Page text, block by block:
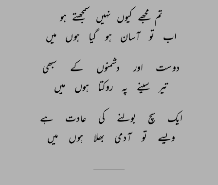
تم مجھے کیوں نہیں سمجھتے ہو
اب
تو آسان ہو گیا ہوں میں
دوست اور دشمنوں کے سبھی
تیر سینے پہ روکتا ہوں میں
ایک سچ بولنے کی عادت
ہے
ویسے
تو آدمی بھلا ہوں میں